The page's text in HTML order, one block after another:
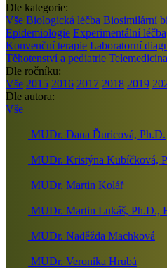
Dle kategorie:
Vše Biologická léčba Biosimilární
Epidemiologie Experimentální léčba
Konvenční terapie Laboratorní
Těhotenství a pediatrie Telemedicína
Dle ročníku:
Vše 2015 2016 2017 2018 2019
Dle autora:
Vše
MUDr. Dana Ďuricová, Ph.D.
MUDr. Kristýna Kubíčková,
MUDr. Martin Kolář
MUDr. Martin Lukáš, Ph.D.,
MUDr. Naděžda Machková
MUDr. Veronika Hrubá